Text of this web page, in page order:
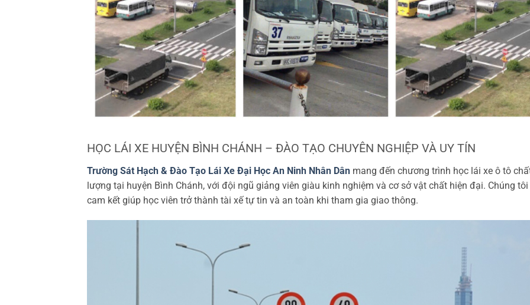
HỌC LÁI XE HUYỆN BÌNH CHÁNH – ĐÀO TẠO CHUYÊN NGHIỆP VÀ UY TÍN
Trường Sát Hạch & Đào Tạo Lái Xe Đại Học An Ninh Nhân Dân mang đến chương trình học lái xe ô tô
lượng tại huyện Bình Chánh, với đội ngũ giảng viên giàu kinh nghiệm và cơ sở vật chất hiện đại. Chúng tôi
cam kết giúp học viên trở thành tài xế tự tin và an toàn khi tham gia giao thông.